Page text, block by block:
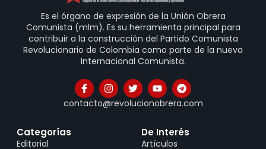
Es el órgano de expresión de la Unión Obrera
Comunista (mlm). Es su herramienta principal para
contribuir a la construcción del Partido Comunista
Revolucionario de Colombia como parte de la nueva
Internacional Comunista.
contacto@revolucionobrera.com
Categorías
Editorial
De Interés
Artículos